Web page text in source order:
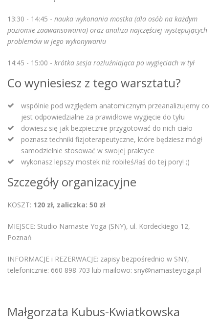
13:30 - 14:45 - nauka wykonania mostka (dla osób na każdym
poziomie zaawansowania) oraz analiza najczęściej występujących
problemów w jego wykonywaniu
14:45 - 15:00 - krótka sesja rozluźniająca po wygięciach w tył
Co wyniesiesz z tego warsztatu?
wspólnie pod względem anatomicznym przeanalizujemy co
jest odpowiedzialne za prawidłowe wygięcie do tyłu
dowiesz się jak bezpiecznie przygotować do nich ciało
poznasz techniki fizjoterapeutyczne, które będziesz mógł
samodzielnie stosować w swojej praktyce
wykonasz lepszy mostek niż robiłeś/łaś do tej pory! ;)
Szczegóły organizacyjne
KOSZT: 120 zł, zaliczka: 50 zł
MIEJSCE: Studio Namaste Yoga (SNY), ul. Kordeckiego 12,
Poznań
INFORMACJE i REZERWACJE: zapisy bezpośrednio w SNY,
telefonicznie: 660 898 703 lub mailowo: sny@namasteyoga.pl
Małgorzata Kubus-Kwiatkowska